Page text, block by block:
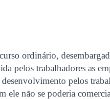
ordinário,
pelos trabalhadores as
pelos
ele não se poderia